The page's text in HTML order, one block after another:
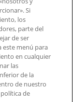
o en la
Si
los
parte del
de ser
este menú para
en cualquier
las
de la
de nuestro
de